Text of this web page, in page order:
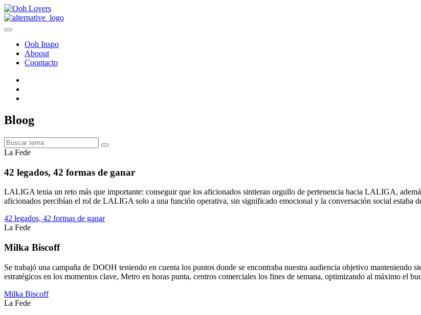
Ooh Inspo
Aboout
Coontacto
Bloog
La Fede
42 legados, 42 formas de ganar
LALIGA tenia un reto más que importante: conseguir que los aficionados sintieran orgullo de pertenencia hacia LALIGA,
aficionados percibían el rol de LALIGA solo a una función operativa, sin significado emocional y la conversación social estaba
42 legados, 42 formas de ganar
La Fede
Milka Biscoff
Se trabajó una campaña de DOOH teniendo en cuenta los puntos donde se encontraba nuestra audiencia objetivo manteniendo
estratégicos en los momentos clave, Metro en horas punta, centros comerciales los fines de semana, optimizando al máximo el
Milka Biscoff
La Fede